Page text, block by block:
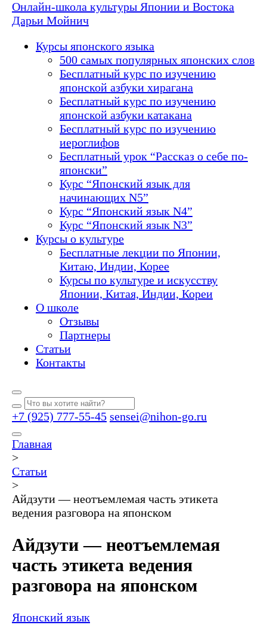
Онлайн-школа культуры Японии и Востока
Дарьи Мойнич
Курсы японского языка
500 самых популярных японских слов
Бесплатный курс по изучению
японской азбуки хирагана
Бесплатный курс по изучению
японской азбуки катакана
Бесплатный курс по изучению
иероглифов
Бесплатный урок “Рассказ о себе по-
японски”
Курс “Японский язык для
начинающих N5”
Курс “Японский язык N4”
Курс “Японский язык N3”
Курсы о культуре
Бесплатные лекции по Японии,
Китаю, Индии, Корее
Курсы по культуре и искусству
Японии, Китая, Индии, Кореи
О школе
Отзывы
Партнеры
Статьи
Контакты
+7 (925) 777-55-45 sensei@nihon-go.ru
Главная
>
Статьи
>
Айдзути — неотъемлемая часть этикета
ведения разговора на японском
Айдзути — неотъемлемая
часть этикета ведения
разговора на японском
Японский язык